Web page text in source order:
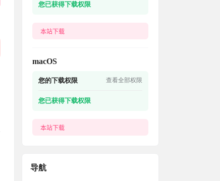
您已获得下载权限
本站下载
macOS
您的下载权限 查看全部权限
您已获得下载权限
本站下载
导航